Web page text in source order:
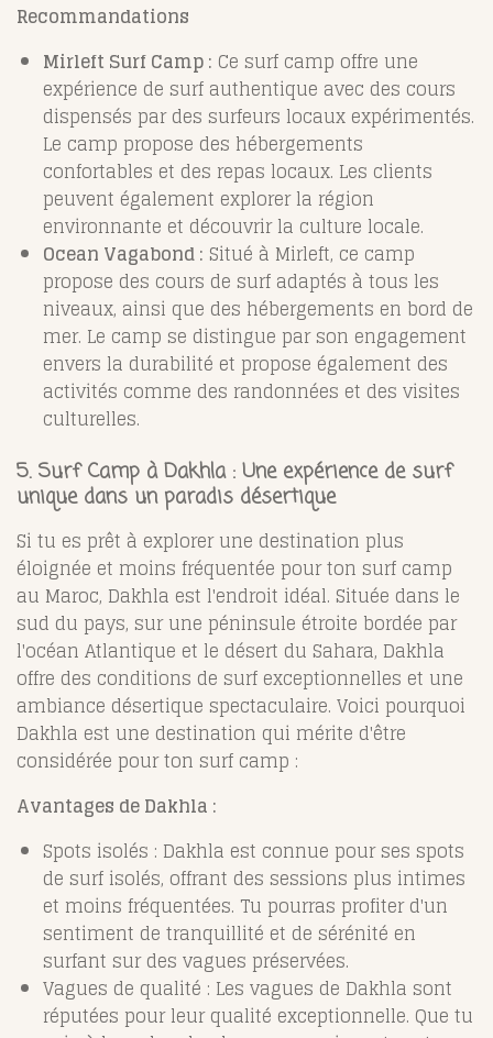
Recommandations
Mirleft Surf Camp : Ce surf camp offre une
expérience de surf authentique avec des cours
dispensés par des surfeurs locaux expérimentés.
Le camp propose des hébergements
confortables et des repas locaux. Les clients
peuvent également explorer la région
environnante et découvrir la culture locale.
Ocean Vagabond : Situé à Mirleft, ce camp
propose des cours de surf adaptés à tous les
niveaux, ainsi que des hébergements en bord de
mer. Le camp se distingue par son engagement
envers la durabilité et propose également des
activités comme des randonnées et des visites
culturelles.
5. Surf Camp à Dakhla : Une expérience de surf
unique dans un paradis désertique
Si tu es prêt à explorer une destination plus
éloignée et moins fréquentée pour ton surf camp
au Maroc, Dakhla est l'endroit idéal. Située dans le
sud du pays, sur une péninsule étroite bordée par
l'océan Atlantique et le désert du Sahara, Dakhla
offre des conditions de surf exceptionnelles et une
ambiance désertique spectaculaire. Voici pourquoi
Dakhla est une destination qui mérite d'être
considérée pour ton surf camp :
Avantages de Dakhla :
Spots isolés : Dakhla est connue pour ses spots
de surf isolés, offrant des sessions plus intimes
et moins fréquentées. Tu pourras profiter d'un
sentiment de tranquillité et de sérénité en
surfant sur des vagues préservées.
Vagues de qualité : Les vagues de Dakhla sont
réputées pour leur qualité exceptionnelle. Que tu